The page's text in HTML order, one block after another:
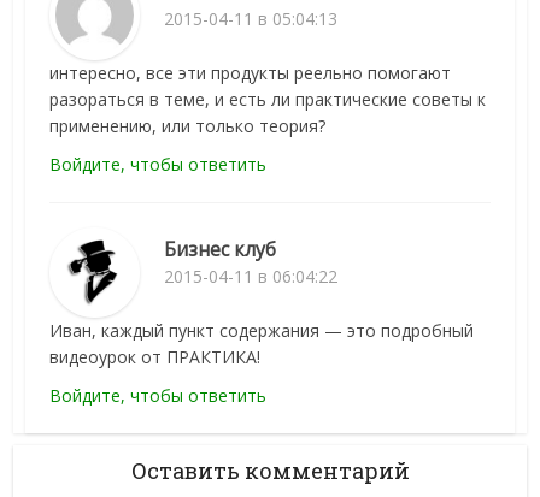
2015-04-11 в 05:04:13
интересно, все эти продукты реельно помогают
разораться в теме, и есть ли практические советы к
применению, или только теория?
Войдите, чтобы ответить
Бизнес клуб
2015-04-11 в 06:04:22
Иван, каждый пункт содержания — это подробный
видеоурок от ПРАКТИКА!
Войдите, чтобы ответить
Оставить комментарий